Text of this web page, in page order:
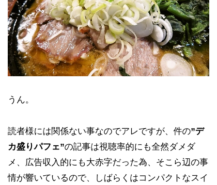
うん。
読者様には関係ない事なのでアレですが、件の”デ
カ盛りパフェ”の記事は視聴率的にも全然ダメダ
メ、広告収入的にも大赤字だった為、そこら辺の事
情が響いているので、しばらくはコンパクトなスイ